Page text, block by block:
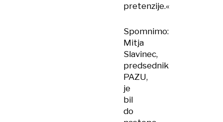
pretenzije.«
Spomnimo:
Mitja
Slavinec,
predsednik
PAZU,
je
bil
do